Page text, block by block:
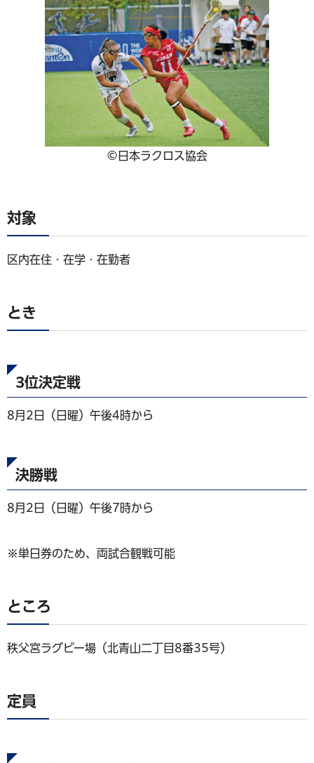
©日本ラクロス協会
対象
区内在住・在学・在勤者
とき
3位決定戦
8月2日（日曜）午後4時から
決勝戦
8月2日（日曜）午後7時から
※単日券のため、両試合観戦可能
ところ
秩父宮ラグビー場（北青山二丁目8番35号）
定員